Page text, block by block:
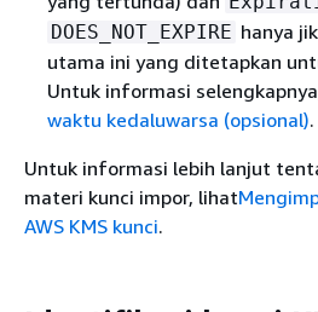
DOES_NOT_EXPIRE hanya
utama ini yang ditetapkan
Untuk informasi
waktu kedaluwarsa (opsional).
Untuk informasi lebih lanjut
materi kunci impor, lihat
AWS KMS kunci.